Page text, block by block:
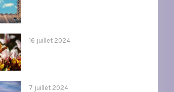
16 juillet 2024
7 juillet 2024